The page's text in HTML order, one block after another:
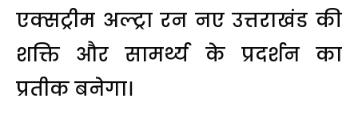
एक्सट्रीम अल्ट्रा रन नए उत्तराखंड की
शक्ति और सामर्थ्य के प्रदर्शन का
प्रतीक बनेगा।